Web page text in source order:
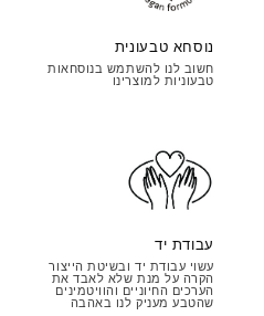
נוסחא טבעונית
חשוב לנו להשתמש בנוסחאות
טבעוניות למוצרינו
עבודת יד
עשוי עבודת יד ובשיטת הייצור
הקרה על מנת שלא לאבד את
הערכים החיוניים והוויטמינים
שהטבע מעניק לנו באהבה